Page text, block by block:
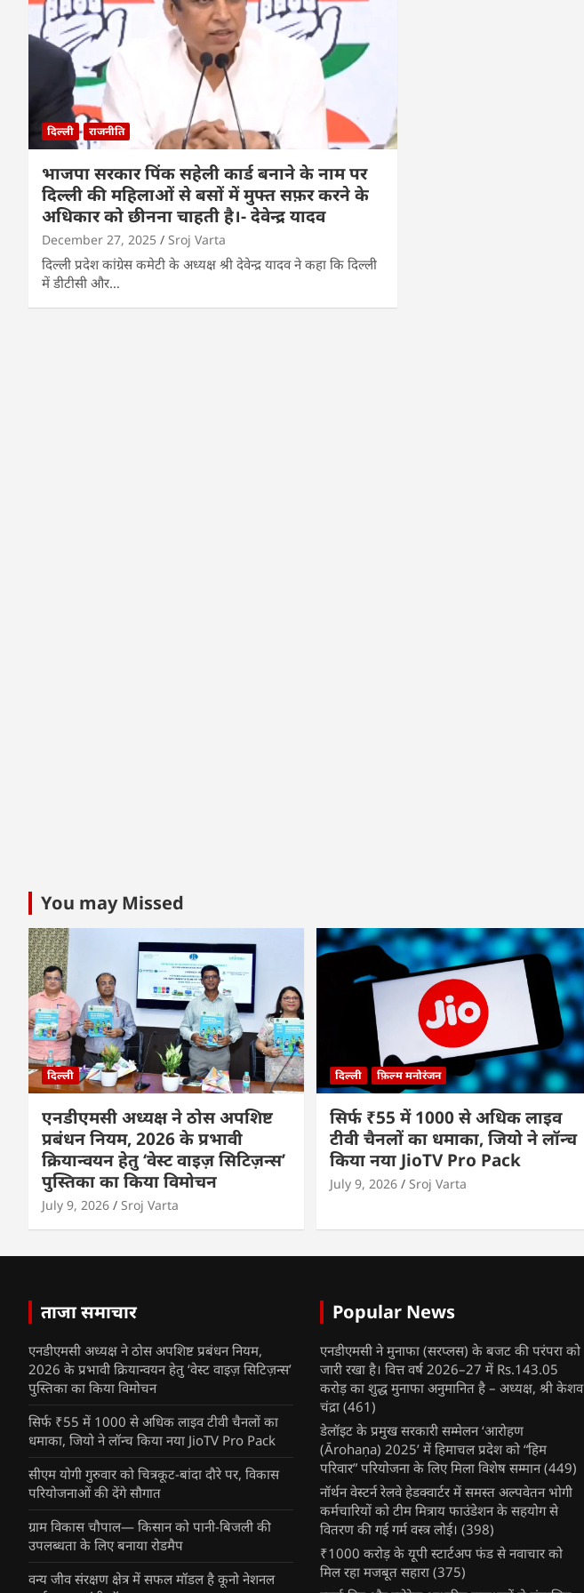
दिल्ली राजनीति
भाजपा सरकार पिंक सहेली कार्ड बनाने के नाम पर
दिल्ली की महिलाओं से बसों में मुफ्त सफ़र करने के
अधिकार को छीनना चाहती है।- देवेन्द्र यादव
December 27, 2025 Sroj Varta
दिल्ली प्रदेश कांग्रेस कमेटी के अध्यक्ष श्री देवेन्द्र यादव ने कहा कि दिल्ली
में डीटीसी और…
You may Missed
दिल्ली
एनडीएमसी अध्यक्ष ने ठोस अपशिष्ट
प्रबंधन नियम, 2026 के प्रभावी
क्रियान्वयन हेतु ‘वेस्ट वाइज़ सिटिज़न्स’
पुस्तिका का किया विमोचन
July 9, 2026 Sroj Varta
दिल्ली फ़िल्म मनोरंजन
सिर्फ ₹55 में 1000 से अधिक लाइव
टीवी चैनलों का धमाका, जियो ने लॉन्च
किया नया JioTV Pro Pack
July 9, 2026 Sroj Varta
ताजा समाचार
एनडीएमसी अध्यक्ष ने ठोस अपशिष्ट प्रबंधन नियम,
2026 के प्रभावी क्रियान्वयन हेतु ‘वेस्ट वाइज़ सिटिज़न्स’
पुस्तिका का किया विमोचन
सिर्फ ₹55 में 1000 से अधिक लाइव टीवी चैनलों का
धमाका, जियो ने लॉन्च किया नया JioTV Pro Pack
सीएम योगी गुरुवार को चित्रकूट-बांदा दौरे पर, विकास
परियोजनाओं की देंगे सौगात
ग्राम विकास चौपाल— किसान को पानी-बिजली की
उपलब्धता के लिए बनाया रोडमैप
वन्य जीव संरक्षण क्षेत्र में सफल मॉडल है कूनो नेशनल
Popular News
एनडीएमसी ने मुनाफा (सरप्लस) के बजट की परंपरा को
जारी रखा है। वित्त वर्ष 2026–27 में Rs.143.05
करोड़ का शुद्ध मुनाफा अनुमानित है – अध्यक्ष, श्री केशव
चंद्रा (461)
डेलॉइट के प्रमुख सरकारी सम्मेलन ‘आरोहण
(Ārohaṇa) 2025’ में हिमाचल प्रदेश को “हिम
परिवार” परियोजना के लिए मिला विशेष सम्मान (449)
नॉर्थन वेस्टर्न रेलवे हेडक्वार्टर में समस्त अल्पवेतन भोगी
कर्मचारियों को टीम मित्राय फाउंडेशन के सहयोग से
वितरण की गई गर्म वस्त्र लोई। (398)
₹1000 करोड़ के यूपी स्टार्टअप फंड से नवाचार को
मिल रहा मजबूत सहारा (375)